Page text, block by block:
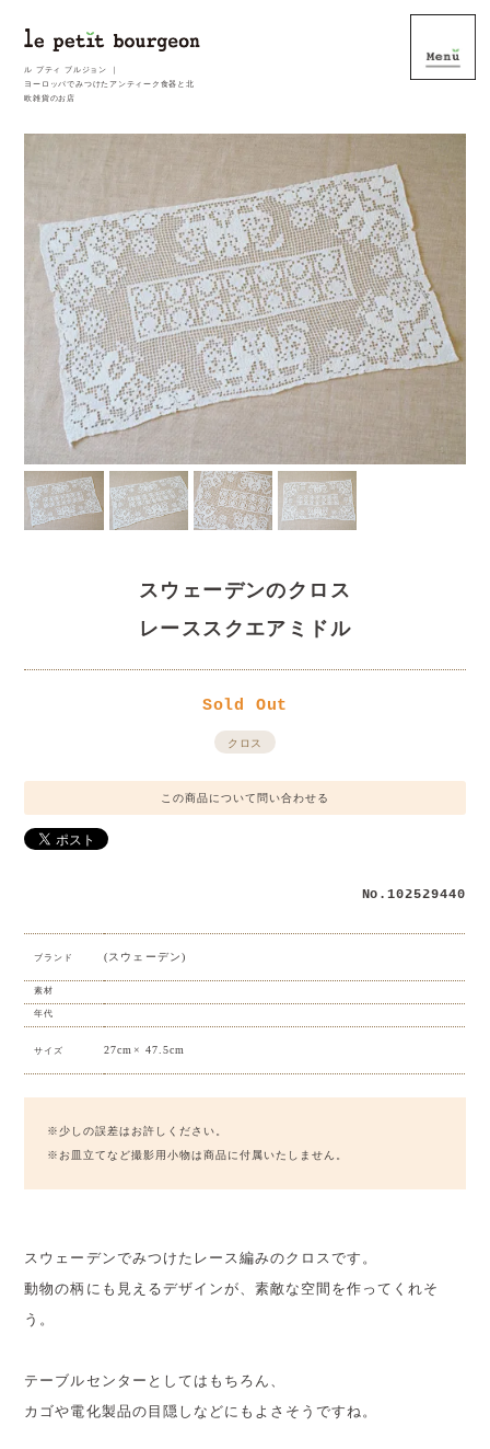
ル プティ ブルジョン ｜
ヨーロッパでみつけたアンティーク食器と北
欧雑貨のお店
スウェーデンのクロス
レーススクエアミドル
Sold Out
クロス
この商品について問い合わせる
No.102529440
ブランド (スウェーデン)
素材
年代
サイズ 27cm× 47.5cm
※少しの誤差はお許しください。
※お皿立てなど撮影用小物は商品に付属いたしません。
スウェーデンでみつけたレース編みのクロスです。
動物の柄にも見えるデザインが、素敵な空間を作ってくれそ
う。
テーブルセンターとしてはもちろん、
カゴや電化製品の目隠しなどにもよさそうですね。